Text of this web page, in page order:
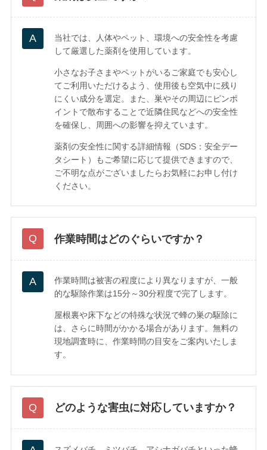
当社では、人体やペット、環境への安全性を考慮
して厳選した薬剤を使用しています。
小さなお子さまやペットがいるご家庭でも安心し
てご利用いただけるよう、使用後も空気中に残り
にくい成分を選定。また、巣やその周辺にピンポ
イントで散布することで近隣住民などへの安全性
を確保し、周囲への影響を抑えています。
薬剤の安全性に関する詳細情報（SDS：安全デー
タシート）もご希望に応じて提供できますので、
ご不明な点がございましたらお気軽にお申し付け
ください。
作業時間はどのぐらいですか？
作業時間は被害の程度により異なりますが、一般
的な駆除作業は15分～30分程度で完了します。
屋根裏や床下などの特殊な状況で蜂の巣の駆除に
は、さらに時間がかかる場合があります。無料の
現地調査時に、作業時間の目安をご案内いたしま
す。
どのような害虫に対応していますか？